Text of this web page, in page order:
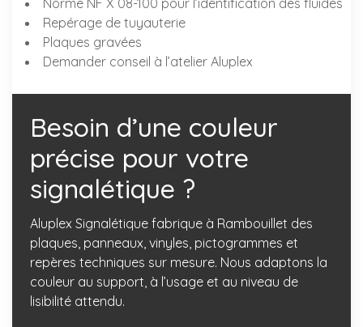
Norme NF X 08-100 pour l’identification des fluides
Repérage de tuyauterie
Plaques gravées
Demander conseil à l’atelier Aluplex
Besoin d’une couleur
précise pour votre
signalétique ?
Aluplex Signalétique fabrique à Rambouillet des
plaques, panneaux, vinyles, pictogrammes et
repères techniques sur mesure. Nous adaptons la
couleur au support, à l’usage et au niveau de
lisibilité attendu.